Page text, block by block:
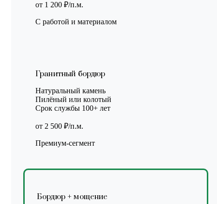
от 1 200 ₽/п.м.
С работой и материалом
Гранитный бордюр
Натуральный камень
Пилёный или колотый
Срок службы 100+ лет
от 2 500 ₽/п.м.
Премиум-сегмент
Бордюр + мощение